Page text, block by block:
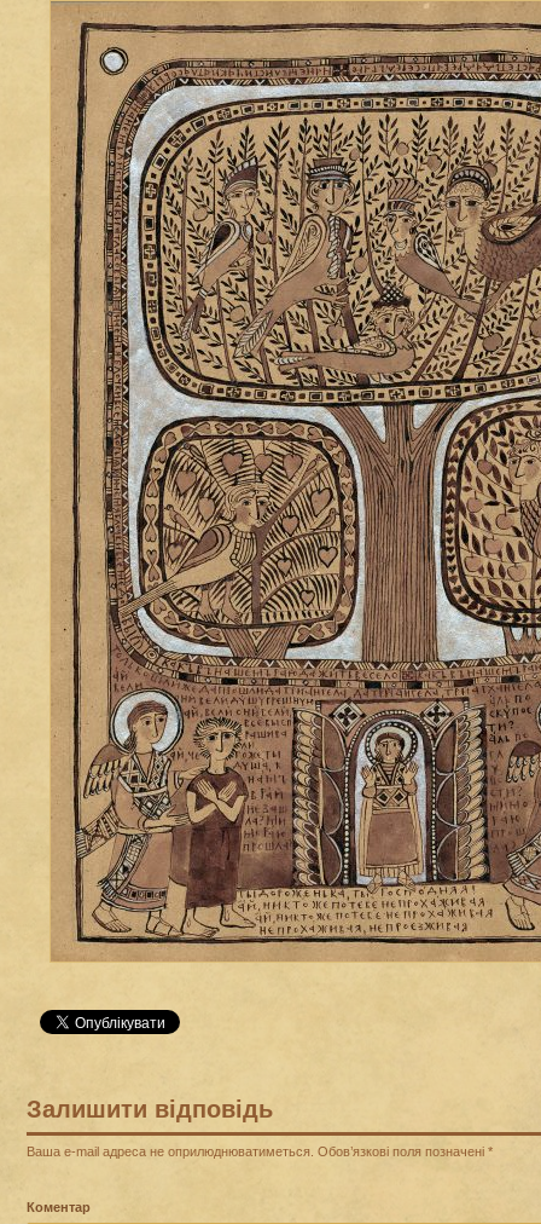
Залишити відповідь
Ваша e-mail адреса не оприлюднюватиметься. Обов’язкові поля позначені *
Коментар